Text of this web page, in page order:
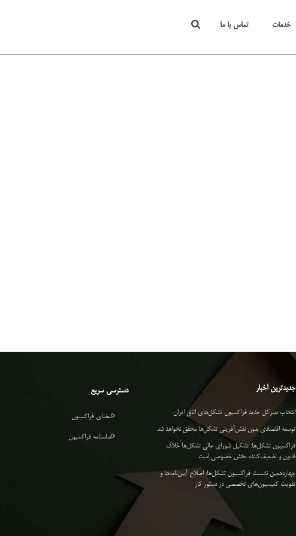
خدمات تماس با ما
دسترسی سریع
اعضای فراکسیون
اساسنامه فراکسیون
جدیدترین اخبار
انتخاب دبیرکل جدید فراکسیون تشکل‌های اتاق ایران
توسعه اقتصادی بدون نقش‌آفرینی تشکل‌ها محقق نخواهد شد
فراکسیون تشکل‌ها: تشکیل شورای عالی تشکل‌ها خلاف
قانون و تضعیف‌کننده بخش خصوصی است
چهاردهمین نشست فراکسیون تشکل‌ها: اصلاح آیین‌نامه‌ها و
تقویت کمیسیون‌های تخصصی در دستور کار